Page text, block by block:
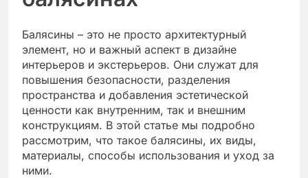
Балясины – это не просто архитектурный
элемент, но и важный аспект в дизайне
интерьеров и экстерьеров. Они служат для
повышения безопасности, разделения
пространства и добавления эстетической
ценности как внутренним, так и внешним
конструкциям. В этой статье мы подробно
рассмотрим, что такое балясины, их виды,
материалы, способы использования и уход за
ними.